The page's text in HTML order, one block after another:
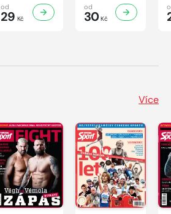
od
29 Kč
od
30Kč
Více